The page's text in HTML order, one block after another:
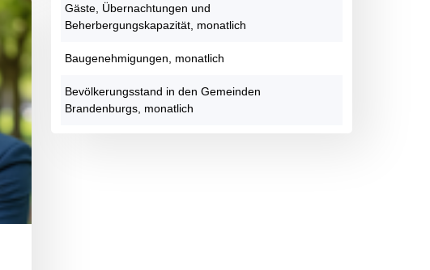
Gäste, Übernachtungen und
Beherbergungskapazität, monatlich
Baugenehmigungen, monatlich
Bevölkerungsstand in den Gemeinden
Brandenburgs, monatlich